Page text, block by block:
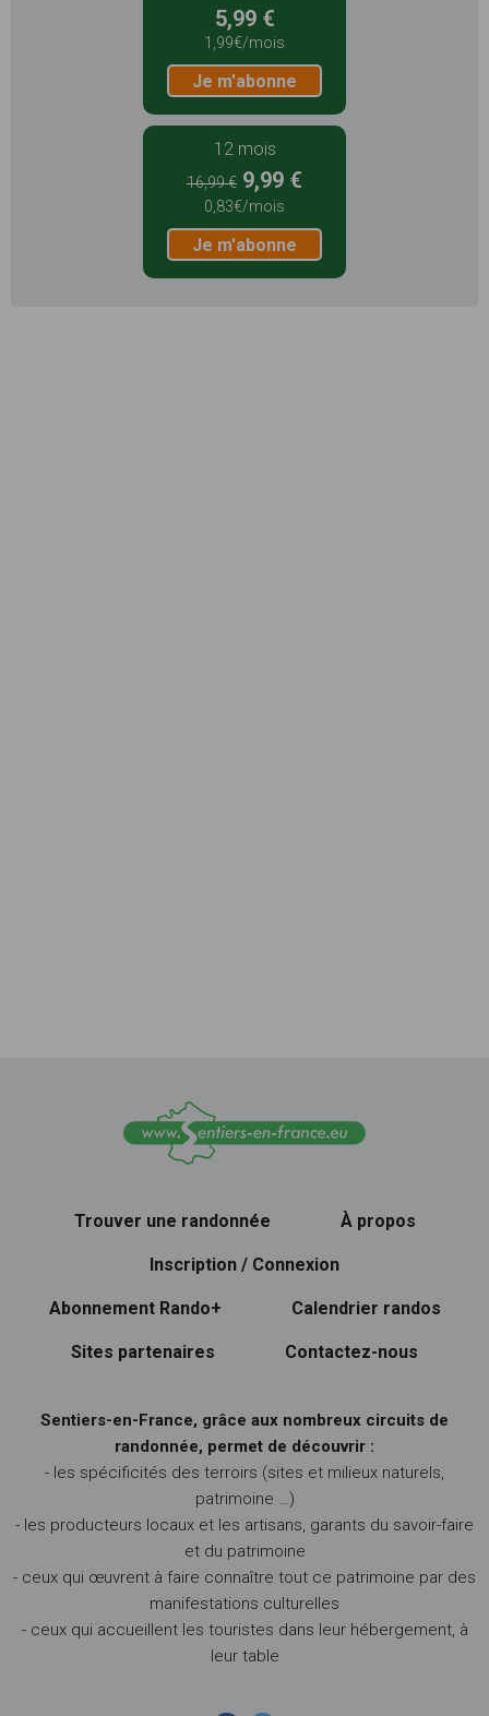
5,99 €
1,99€/mois
Je m'abonne
12 mois
16,99 € 9,99 €
0,83€/mois
Je m'abonne
Trouver une randonnée À propos
Inscription / Connexion
Abonnement Rando+ Calendrier randos
Sites partenaires Contactez-nous
Sentiers-en-France, grâce aux nombreux circuits de
randonnée, permet de découvrir :
- les spécificités des terroirs (sites et milieux naturels,
patrimoine …)
- les producteurs locaux et les artisans, garants du savoir-faire
et du patrimoine
- ceux qui œuvrent à faire connaître tout ce patrimoine par des
manifestations culturelles
- ceux qui accueillent les touristes dans leur hébergement, à
leur table